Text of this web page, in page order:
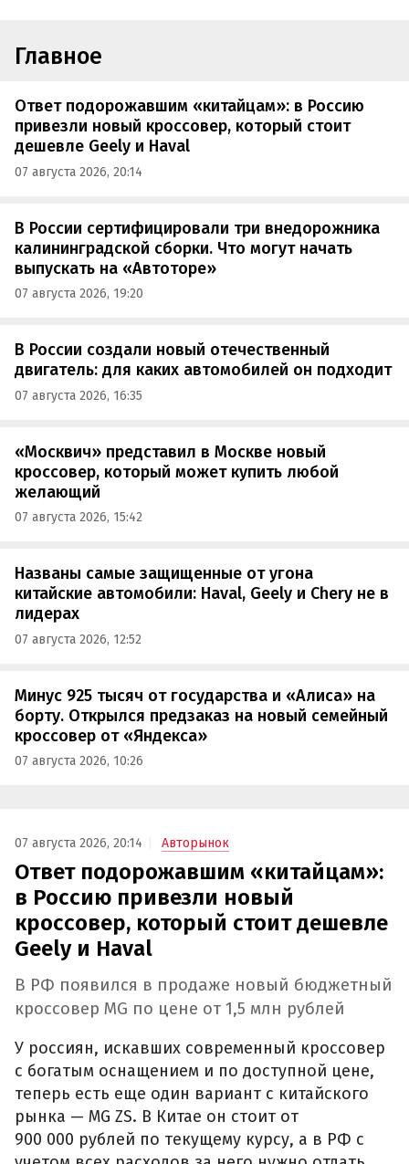
Главное
Ответ подорожавшим «китайцам»: в Россию
привезли новый кроссовер, который стоит
дешевле Geely и Haval
07 августа 2026, 20:14
В России сертифицировали три внедорожника
калининградской сборки. Что могут начать
выпускать на «Автоторе»
07 августа 2026, 19:20
В России создали новый отечественный
двигатель: для каких автомобилей он подходит
07 августа 2026, 16:35
«Москвич» представил в Москве новый
кроссовер, который может купить любой
желающий
07 августа 2026, 15:42
Названы самые защищенные от угона
китайские автомобили: Haval, Geely и Chery не в
лидерах
07 августа 2026, 12:52
Минус 925 тысяч от государства и «Алиса» на
борту. Открылся предзаказ на новый семейный
кроссовер от «Яндекса»
07 августа 2026, 10:26
07 августа 2026, 20:14 Авторынок
Ответ подорожавшим «китайцам»:
в Россию привезли новый
кроссовер, который стоит дешевле
Geely и Haval
В РФ появился в продаже новый бюджетный
кроссовер MG по цене от 1,5 млн рублей
У россиян, искавших современный кроссовер
с богатым оснащением и по доступной цене,
теперь есть еще один вариант с китайского
рынка — MG ZS. В Китае он стоит от
900 000 рублей по текущему курсу, а в РФ с